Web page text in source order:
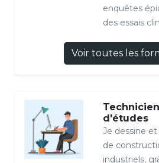
enquêtes
des essais
Voir toutes les
d'études
Je dessine
de
industriels,